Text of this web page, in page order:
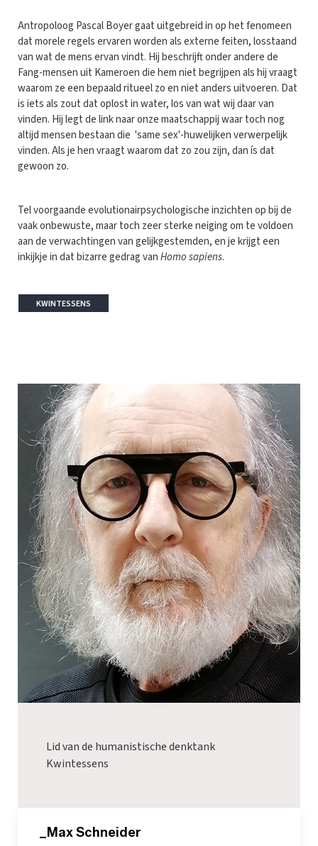
Antropoloog Pascal Boyer gaat uitgebreid in op het fenomeen
dat morele regels ervaren worden als externe feiten, losstaand
van wat de mens ervan vindt. Hij beschrijft onder andere de
Fang-mensen uit Kameroen die hem niet begrijpen als hij vraagt
waarom ze een bepaald ritueel zo en niet anders uitvoeren. Dat
is iets als zout dat oplost in water, los van wat wij daar van
vinden. Hij legt de link naar onze maatschappij waar toch nog
altijd mensen bestaan die 'same sex'-huwelijken verwerpelijk
vinden. Als je hen vraagt waarom dat zo zou zijn, dan ís dat
gewoon zo.
Tel voorgaande evolutionairpsychologische inzichten op bij de
vaak onbewuste, maar toch zeer sterke neiging om te voldoen
aan de verwachtingen van gelijkgestemden, en je krijgt een
inkijkje in dat bizarre gedrag vanHomo sapiens.
KWINTESSENS
Lid van de humanistische denktank
Kwintessens
_Max Schneider